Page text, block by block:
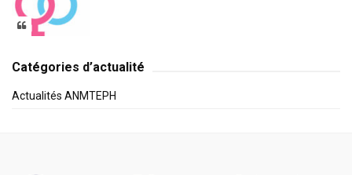
Catégories d’actualité
Actualités ANMTEPH